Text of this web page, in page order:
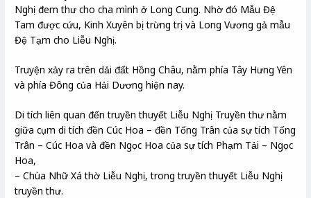
Nghị đem thư cho cha mình ở Long Cung. Nhờ đó Mẫu Đệ
Tam được cứu, Kinh Xuyên bị trừng trị và Long Vương gả mẫu
Đệ Tạm cho Liễu Nghị.
Truyện xảy ra trên dải đất Hồng Châu, nằm phía Tây Hưng Yên
và phía Đông của Hải Dương hiện nay.
Di tích liên quan đến truyền thuyết Liễu Nghị Truyền thư nằm
giữa cụm di tích đền Cúc Hoa – đền Tống Trân của sự tích Tống
Trân – Cúc Hoa và đền Ngọc Hoa của sự tích Phạm Tải – Ngọc
Hoa,
– Chùa Nhữ Xá thờ Liễu Nghị, trong truyền thuyết Liễu Nghị
truyền thư.